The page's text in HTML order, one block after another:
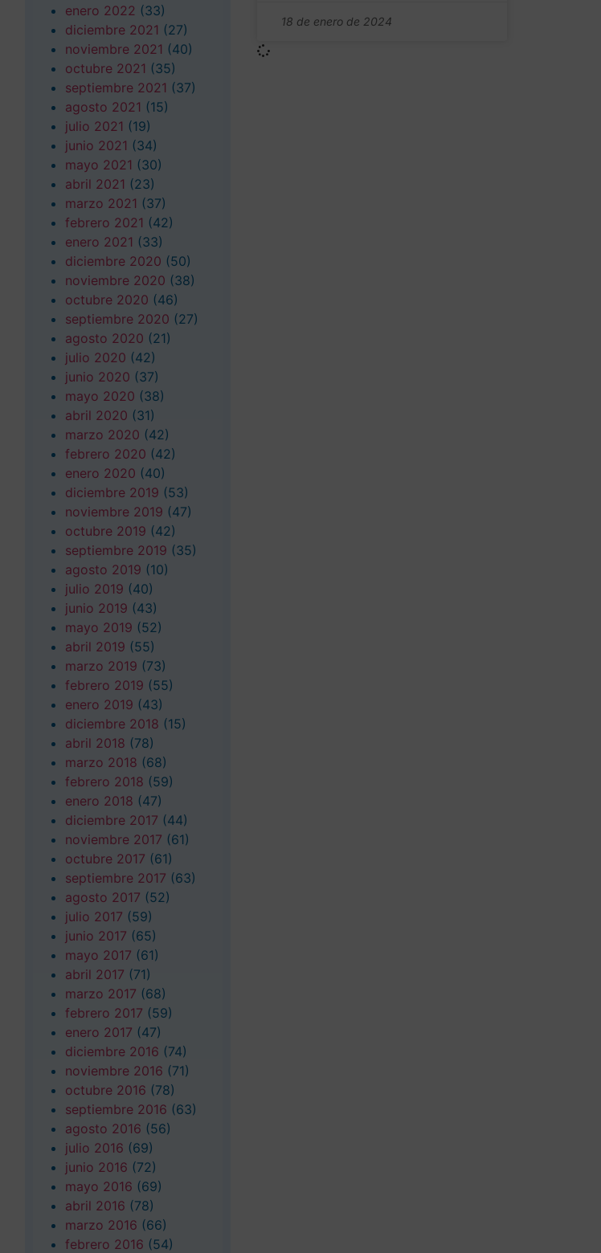
enero 2022 (33)
diciembre 2021 (27)
noviembre 2021 (40)
octubre 2021 (35)
septiembre 2021 (37)
agosto 2021 (15)
julio 2021 (19)
junio 2021 (34)
mayo 2021 (30)
abril 2021 (23)
marzo 2021 (37)
febrero 2021 (42)
enero 2021 (33)
diciembre 2020 (50)
noviembre 2020 (38)
octubre 2020 (46)
septiembre 2020 (27)
agosto 2020 (21)
julio 2020 (42)
junio 2020 (37)
mayo 2020 (38)
abril 2020 (31)
marzo 2020 (42)
febrero 2020 (42)
enero 2020 (40)
diciembre 2019 (53)
noviembre 2019 (47)
octubre 2019 (42)
septiembre 2019 (35)
agosto 2019 (10)
julio 2019 (40)
junio 2019 (43)
mayo 2019 (52)
abril 2019 (55)
marzo 2019 (73)
febrero 2019 (55)
enero 2019 (43)
diciembre 2018 (15)
abril 2018 (78)
marzo 2018 (68)
febrero 2018 (59)
enero 2018 (47)
diciembre 2017 (44)
noviembre 2017 (61)
octubre 2017 (61)
septiembre 2017 (63)
agosto 2017 (52)
julio 2017 (59)
junio 2017 (65)
mayo 2017 (61)
abril 2017 (71)
marzo 2017 (68)
febrero 2017 (59)
enero 2017 (47)
diciembre 2016 (74)
noviembre 2016 (71)
octubre 2016 (78)
septiembre 2016 (63)
agosto 2016 (56)
julio 2016 (69)
junio 2016 (72)
mayo 2016 (69)
abril 2016 (78)
marzo 2016 (66)
febrero 2016 (54)
18 de enero de 2024